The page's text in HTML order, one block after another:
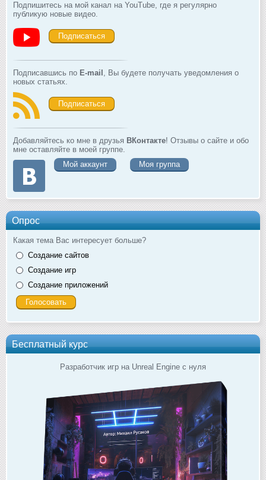
Подпишитесь на мой канал на YouTube, где я регулярно
публикую новые видео.
Подписаться
Подписавшись по E-mail , Вы будете получать уведомления о
новых статьях.
Подписаться
Добавляйтесь ко мне в друзья ВКонтакте! Отзывы о сайте и обо
мне оставляйте в моей группе.
Мой аккаунт
Моя группа
Опрос
Какая тема Вас интересует больше?
Создание сайтов
Создание игр
Создание приложений
Бесплатный курс
Разработчик игр на Unreal Engine с нуля